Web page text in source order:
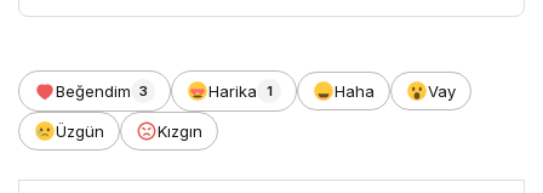
Beğendim 3 Harika 1 Haha Vay
Üzgün Kızgın